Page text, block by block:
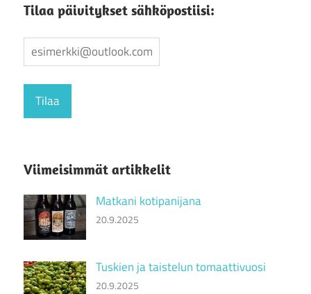
Tilaa päivitykset sähköpostiisi:
Viimeisimmät artikkelit
Matkani kotipanijana
20.9.2025
Tuskien ja taistelun tomaattivuosi
20.9.2025